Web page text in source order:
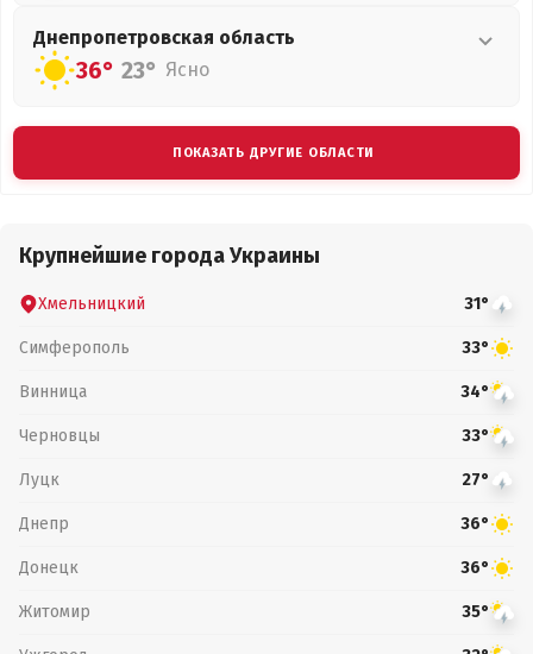
Днепропетровская область
36° 23° Ясно
ПОКАЗАТЬ ДРУГИЕ ОБЛАСТИ
Крупнейшие города Украины
Хмельницкий 31°
Симферополь 33°
Винница 34°
Черновцы 33°
Луцк 27°
Днепр 36°
Донецк 36°
Житомир 35°